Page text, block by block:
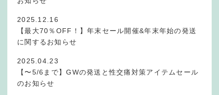
2025.12.16
【最大70％OFF！】年末セール開催&年末年始の発送
に関するお知らせ
2025.04.23
【〜5/6まで】GWの発送と性交痛対策アイテムセール
のお知らせ